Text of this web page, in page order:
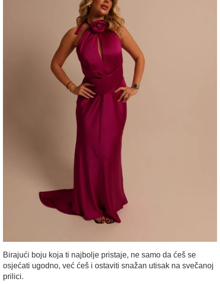
Birajući boju koja ti najbolje pristaje, ne samo da ćeš se
osjećati ugodno, već ćeš i ostaviti snažan utisak na svečanoj
prilici.